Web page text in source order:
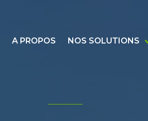
A PROPOS NOS SOLUTIONS